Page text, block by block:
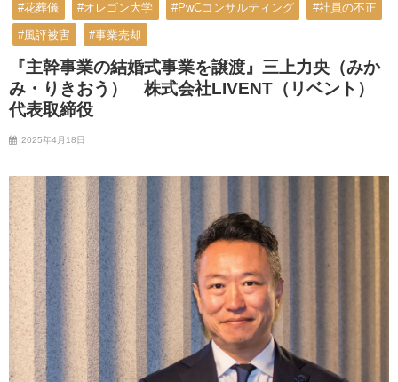
#花葬儀 #オレゴン大学 #PwCコンサルティング #社員の不正
#風評被害 #事業売却
『主幹事業の結婚式事業を譲渡』三上力央（みか
み・りきおう） 株式会社LIVENT（リベント）
代表取締役
2025年4月18日